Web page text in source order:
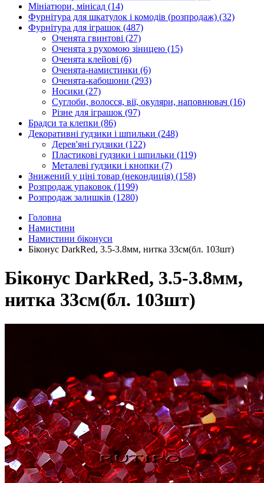
Мініатюри, мінісад (14)
Фурнітура для шкатулок і комодів (розпродаж) (32)
Фурнітура для іграшок (487)
Оченята гвинтові (27)
Оченята з рухомою зіницею (15)
Оченята клейові (6)
Оченята-намистинки (6)
Оченята-кабошони (293)
Носики (27)
Суглоби, волосся, вії, окуляри, наповнювач (16)
Різне для іграшок (97)
Брадси та клепки (86)
Декоративні ґудзики і шпильки (248)
Дерев'яні ґудзики (122)
Пластикові ґудзики і шпильки (119)
Металеві ґудзики і кнопки (7)
Знижений у ціні товар (некондиція) (158)
Розпродаж упаковок (1199)
Розпродаж залишків (1280)
Головна
Намистини
Намистини біконуси
Біконус DarkRed, 3.5-3.8мм, нитка 33см(бл. 103шт)
Біконус DarkRed, 3.5-3.8мм,
нитка 33см(бл. 103шт)